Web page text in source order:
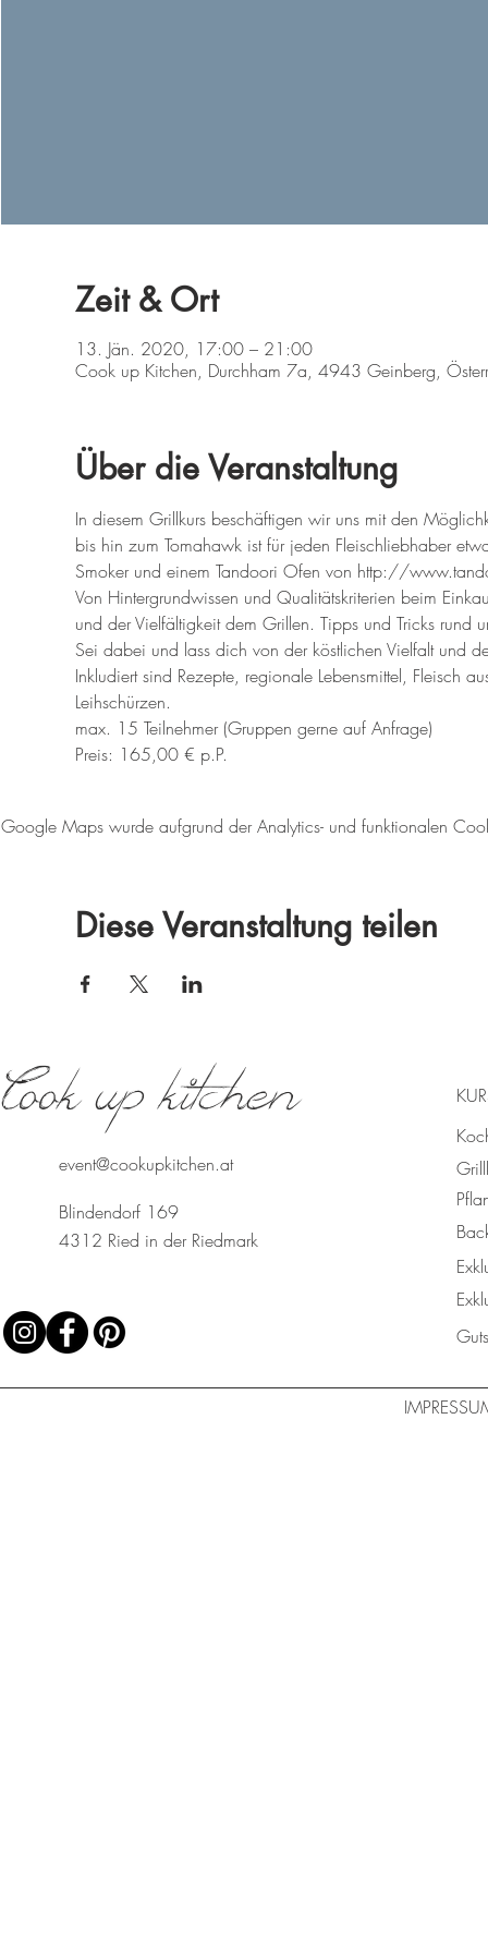
Zeit & Ort
13. Jän. 2020, 17:00 – 21:00
Cook up Kitchen, Durchham 7a, 4943 Geinberg,
Über die Veranstaltung
In diesem Grillkurs beschäftigen wir uns mit den
bis hin zum Tomahawk ist für jeden Fleischliebhaber
Smoker und einem Tandoori Ofen von http://
Von Hintergrundwissen und Qualitätskriterien beim
und der Vielfältigkeit dem Grillen. Tipps und Tricks rund
Sei dabei und lass dich von der köstlichen Vielfalt und
Inkludiert sind Rezepte, regionale Lebensmittel, Fleisch
Leihschürzen.
max. 15 Teilnehmer (Gruppen gerne auf Anfrage)
Preis: 165,00 € p.P.
Google Maps wurde aufgrund der Analytics- und funktionalen
Diese Veranstaltung teilen
Cook up kitchen
event@cookupkitchen.at
Blindendorf 169
4312 Ried in der Riedmark